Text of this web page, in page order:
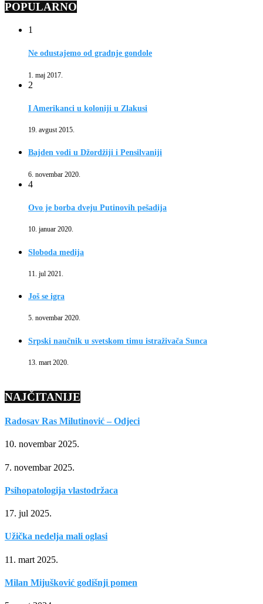
POPULARNO
1
Ne odustajemo od gradnje gondole
1. maj 2017.
2
I Amerikanci u koloniji u Zlakusi
19. avgust 2015.
Bajden vodi u Džordžiji i Pensilvaniji
6. novembar 2020.
4
Ovo je borba dveju Putinovih pešadija
10. januar 2020.
Sloboda medija
11. jul 2021.
Još se igra
5. novembar 2020.
Srpski naučnik u svetskom timu istraživača Sunca
13. mart 2020.
NAJČITANIJE
Radosav Ras Milutinović – Odjeci
10. novembar 2025.
7. novembar 2025.
Psihopatologija vlastodržaca
17. jul 2025.
Užička nedelja mali oglasi
11. mart 2025.
Milan Mijušković godišnji pomen